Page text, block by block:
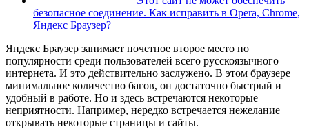
безопасное соединение. Как исправить в Opera, Chrome,
Яндекс Браузер?
Яндекс Браузер занимает почетное второе место по
популярности среди пользователей всего русскоязычного
интернета. И это действительно заслужено. В этом браузере
минимальное количество багов, он достаточно быстрый и
удобный в работе. Но и здесь встречаются некоторые
неприятности. Например, нередко встречается нежелание
открывать некоторые страницы и сайты.